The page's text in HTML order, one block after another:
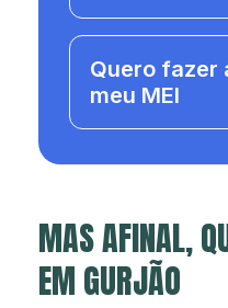
Quero fazer
meu MEI
MAS AFINAL,
EM GURJÃO